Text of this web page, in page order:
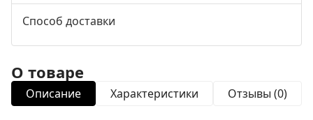
Способ доставки
О товаре
Описание Характеристики Отзывы (0)